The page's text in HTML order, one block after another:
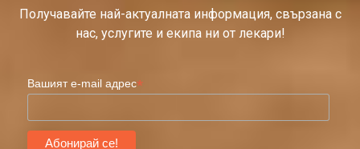
Получавайте най-актуалната информация, свързана с
нас, услугите и екипа ни от лекари!
Вашият e-mail адрес*